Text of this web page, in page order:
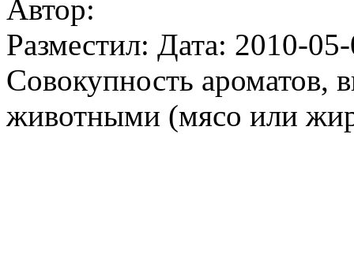
Автор:
Разместил: Дата: 2010-
Совокупность ароматов,
животными (мясо или